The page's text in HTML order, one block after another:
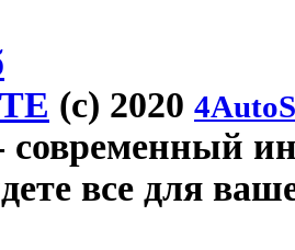
(c) 2020
современный
все для